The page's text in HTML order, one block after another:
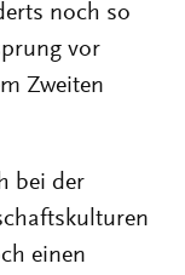
noch so
vor
Zweiten
bei der
einen